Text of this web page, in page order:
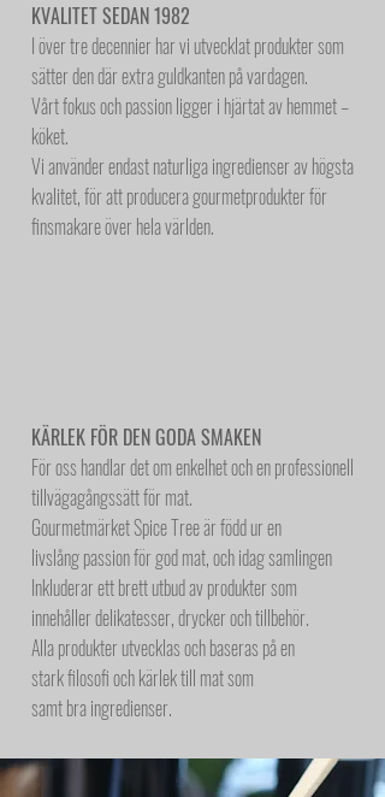
KVALITET SEDAN 1982
I över tre decennier har vi utvecklat produkter som
sätter den där extra guldkanten på vardagen.
Vårt fokus och passion ligger i hjärtat av hemmet –
köket.
Vi använder endast naturliga ingredienser av högsta
kvalitet, för att producera gourmetprodukter för
finsmakare över hela världen.
KÄRLEK FÖR DEN GODA SMAKEN
För oss handlar det om enkelhet och en professionell
tillvägagångssätt för mat.
Gourmetmärket Spice Tree är född ur en
livslång passion för god mat, och idag samlingen
Inkluderar ett brett utbud av produkter som
innehåller delikatesser, drycker och tillbehör.
Alla produkter utvecklas och baseras på en
stark filosofi och kärlek till mat som
samt bra ingredienser.